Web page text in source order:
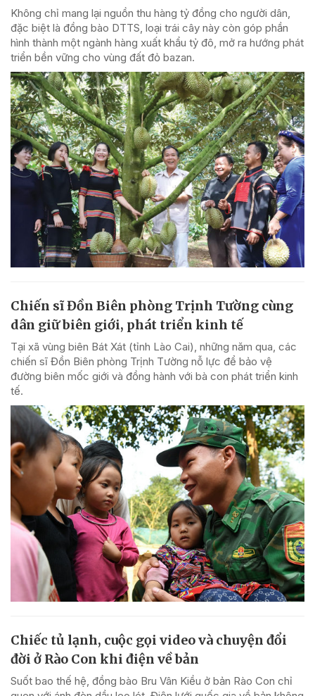
Không chỉ mang lại nguồn thu hàng tỷ đồng cho người dân,
đặc biệt là đồng bào DTTS, loại trái cây này còn góp phần
hình thành một ngành hàng xuất khẩu tỷ đô, mở ra hướng phát
triển bền vững cho vùng đất đỏ bazan.
Chiến sĩ Đồn Biên phòng Trịnh Tường cùng
dân giữ biên giới, phát triển kinh tế
Tại xã vùng biên Bát Xát (tỉnh Lào Cai), những năm qua, các
chiến sĩ Đồn Biên phòng Trịnh Tường nỗ lực để bảo vệ
đường biên mốc giới và đồng hành với bà con phát triển kinh
tế.
Chiếc tủ lạnh, cuộc gọi video và chuyện đổi
đời ở Rào Con khi điện về bản
Suốt bao thế hệ, đồng bào Bru Vân Kiều ở bản Rào Con chỉ